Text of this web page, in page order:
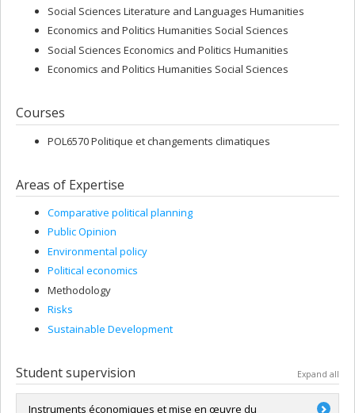
Social Sciences Literature and Languages Humanities
Economics and Politics Humanities Social Sciences
Social Sciences Economics and Politics Humanities
Economics and Politics Humanities Social Sciences
Courses
POL6570 Politique et changements climatiques
Areas of Expertise
Comparative political planning
Public Opinion
Environmental policy
Political economics
Methodology
Risks
Sustainable Development
Student supervision Expand all
Instruments économiques et mise en œuvre du